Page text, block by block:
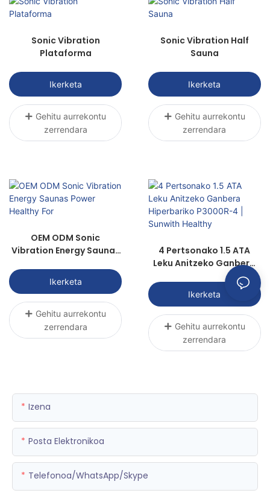
Sonic Vibration
Plataforma
Ikerketa
Gehitu aurrekontu
zerrendara
Sonic Vibration Half
Sauna
Ikerketa
Gehitu aurrekontu
zerrendara
OEM ODM Sonic
Vibration Energy Saunas
Ikerketa
Gehitu aurrekontu
zerrendara
4 Pertsonako 1.5 ATA
Leku Anitzeko Ganbera
Hiperbariko P3000R-4 |
Sunwith Healthy
Ikerketa
Gehitu aurrekontu
zerrendara
Izena
Posta Elektronikoa
Telefonoa/WhatsApp/Skype